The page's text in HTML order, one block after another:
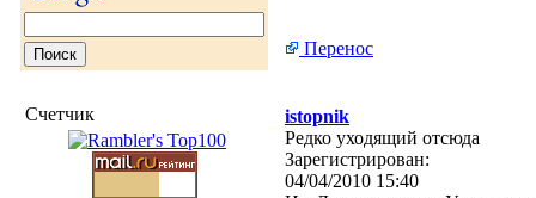
Счетчик
Перенос
istopnik
Редко уходящий отсюда
Зарегистрирован:
04/04/2010 15:40